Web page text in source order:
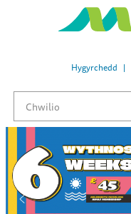
Hygyrchedd